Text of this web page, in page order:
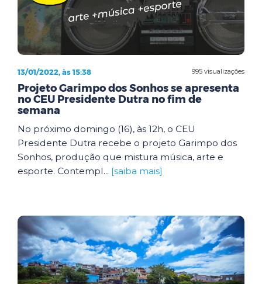
995 visualizações
13/01/2022, às 15:38
Projeto Garimpo dos Sonhos se apresenta
no CEU Presidente Dutra no fim de
semana
No próximo domingo (16), às 12h, o CEU
Presidente Dutra recebe o projeto Garimpo dos
Sonhos, produção que mistura música, arte e
esporte. Contempl... [saiba mais]